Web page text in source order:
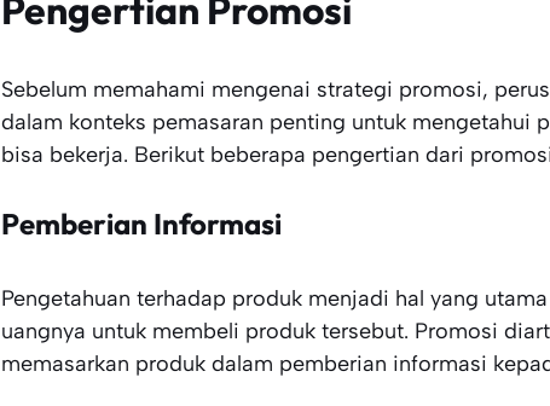
Pengertian Promosi
Sebelum memahami mengenai strategi promosi,
dalam konteks pemasaran penting untuk mengetahui
bisa bekerja. Berikut beberapa pengertian dari
Pemberian Informasi
Pengetahuan terhadap produk menjadi hal yang
uangnya untuk membeli produk tersebut. Promosi
memasarkan produk dalam pemberian informasi